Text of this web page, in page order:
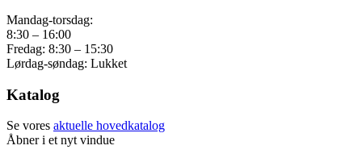
Mandag-torsdag:
8:30 – 16:00
Fredag: 8:30 – 15:30
Lørdag-søndag: Lukket
Katalog
Se vores aktuelle hovedkatalog
Åbner i et nyt vindue